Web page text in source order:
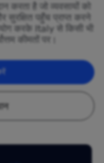
करता है जो व्यवसायों को
पहुँच प्राप्त करने
करके Italy से किसी भी
कीमतों पर।